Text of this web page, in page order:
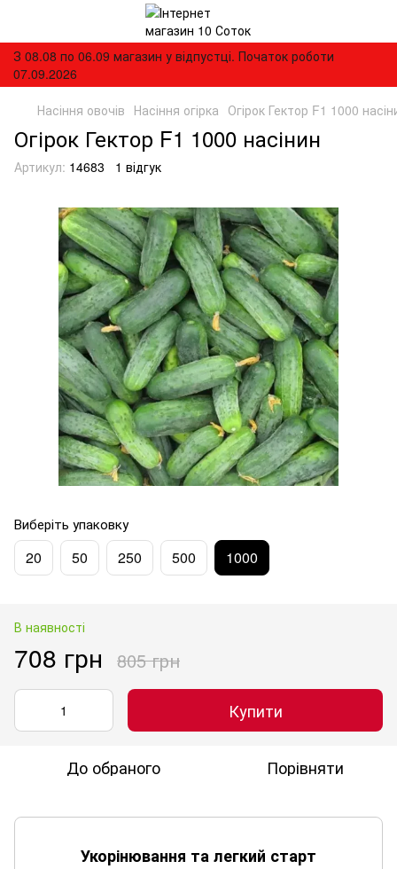
З 08.08 по 06.09 магазин у відпустці. Початок роботи
07.09.2026
Насіння овочів Насіння огірка Огірок Гектор F1 1000
Огірок Гектор F1 1000 насінин
Артикул: 14683 1 відгук
Виберіть упаковку
20 50 250 500 1000
В наявності
708 грн 805 грн
Купити
До обраного Порівняти
Укорінювання та легкий старт